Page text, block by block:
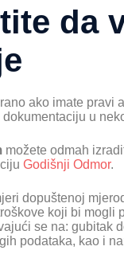
da
ako imate pravi
u
možete odmah
Godišnji Odmor.
dopuštenoj
koji bi
se na: gubitak
podataka, kao i